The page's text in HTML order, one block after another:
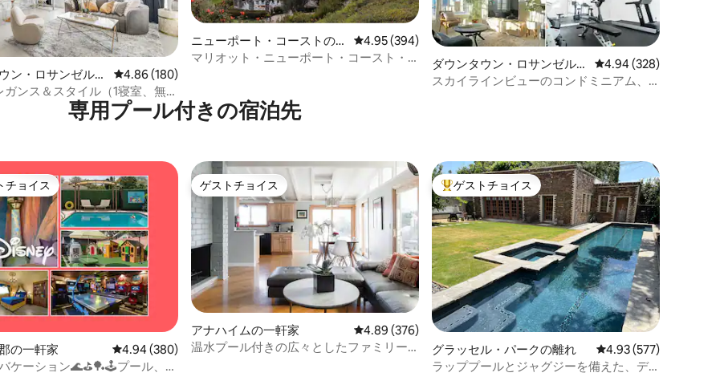
4.87つ星の平均評価
ン・ロサンゼルス
ニアム
レビュー180件、5つ星中4.86つ星の平均評価
4.86 (180)
ガンス＆スタイル（1寝室、無料
ニューポート・コーストのコ
ンドミニアム
レビュー394件、5つ星中4.95つ星の平均評価
4.95 (394)
マリオット・ニューポート・コースト・
ダウンタウン・ロサンゼルス
のコンドミニアム
レビュー328件、5つ星
4.94 (328)
スカイラインビューのコンドミニアム、
専用プール付きの宿泊先
4.95つ星の平均評価
ゲストチョイスです。
チョイス
の一軒家 レビュー380件、5つ星中4.94つ星の平均評価
4.94 (380)
ケーション🌊⛳️🏓🕹プール、ゴ
ゲストチョイス
ゲストチョイス
アナハイムの一軒家 レビュー376件、5つ星中4.89つ星の平均評価
4.89 (376)
温水プール付きの広々としたファミリー
大好評のゲストチョイスです。
ゲストチョイス
グラッセル・パークの離れ レビュー577件、5つ
4.93 (577)
ラッププールとジャグジーを備えた、デ